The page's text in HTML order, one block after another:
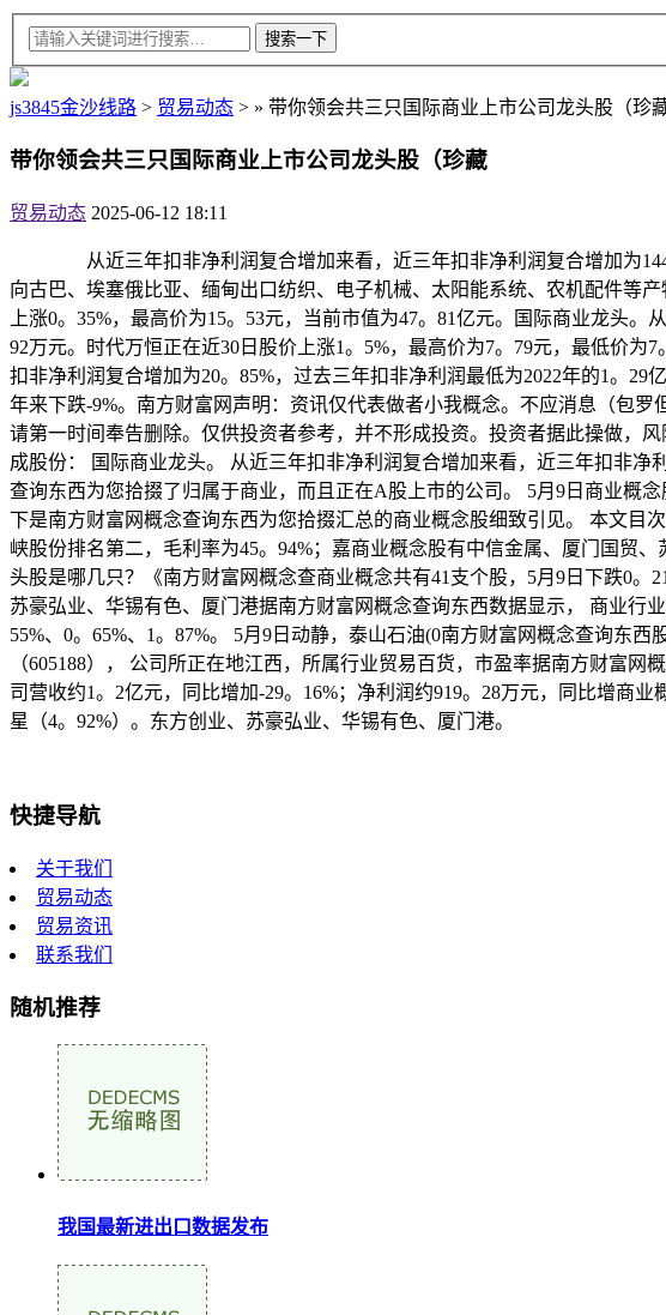
js3845金沙线路 > 贸易动态 > » 带你领会共三只国际商业上市公司龙头股（珍
带你领会共三只国际商业上市公司龙头股（珍藏
贸易动态 2025-06-12 18:11
从近三年扣非净利润复合增加来看，近三年扣非净利润复合增加为144
向古巴、埃塞俄比亚、缅甸出口纺织、电子机械、太阳能系统、农机配件等
上涨0。35%，最高价为15。53元，当前市值为47。81亿元。国际商业龙头
92万元。时代万恒正在近30日股价上涨1。5%，最高价为7。79元，最低价
扣非净利润复合增加为20。85%，过去三年扣非净利润最低为2022年的1。29
年来下跌-9%。南方财富网声明：资讯仅代表做者小我概念。不应消息（包
请第一时间奉告删除。仅供投资者参考，并不形成投资。投资者据此操做，
成股份： 国际商业龙头。 从近三年扣非净利润复合增加来看，近三年扣非
查询东西为您拾掇了归属于商业，而且正在A股上市的公司。 5月9日商业概
下是南方财富网概念查询东西为您拾掇汇总的商业概念股细致引见。 本文目
峡股份排名第二，毛利率为45。94%；嘉商业概念股有中信金属、厦门国贸
头股是哪几只？《南方财富网概念查商业概念共有41支个股，5月9日下跌0。
苏豪弘业、华锡有色、厦门港据南方财富网概念查询东西数据显示， 商业行
55%、0。65%、1。87%。 5月9日动静，泰山石油(0南方财富网概念查询东
（605188）， 公司所正在地江西，所属行业贸易百货，市盈率据南方财富
司营收约1。2亿元，同比增加-29。16%；净利润约919。28万元，同比增商
星（4。92%）。东方创业、苏豪弘业、华锡有色、厦门港。
快捷导航
关于我们
贸易动态
贸易资讯
联系我们
随机推荐
我国最新进出口数据发布